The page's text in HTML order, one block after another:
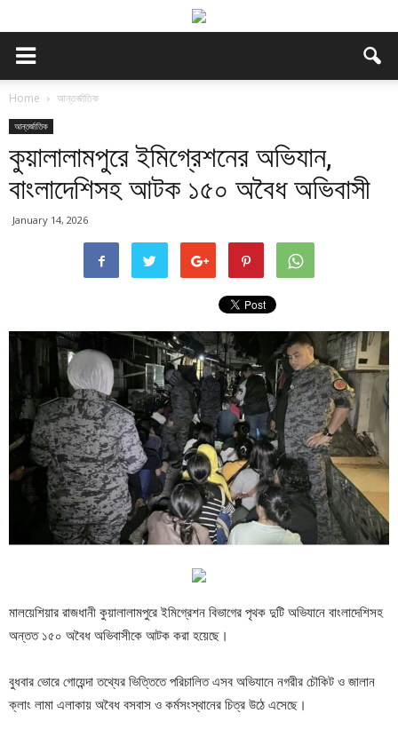
Home আন্তর্জাতিক
আন্তর্জাতিক
কুয়ালালামপুরে ইমিগ্রেশনের অভিযান,
বাংলাদেশিসহ আটক ১৫০ অবৈধ অভিবাসী
January 14, 2026
মালয়েশিয়ার রাজধানী কুয়ালালামপুরে ইমিগ্রেশন বিভাগের পৃথক দুটি অভিযানে বাংলাদেশিসহ
অন্তত ১৫০ অবৈধ অভিবাসীকে আটক করা হয়েছে।
বুধবার ভোরে গোয়েন্দা তথ্যের ভিত্তিতে পরিচালিত এসব অভিযানে নগরীর চৌকিট ও জালান
ক্লাং লামা এলাকায় অবৈধ বসবাস ও কর্মসংস্থানের চিত্র উঠে এসেছে।